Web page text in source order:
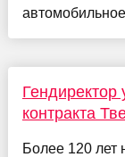
Гендиректор
контракта
Более 120 лет